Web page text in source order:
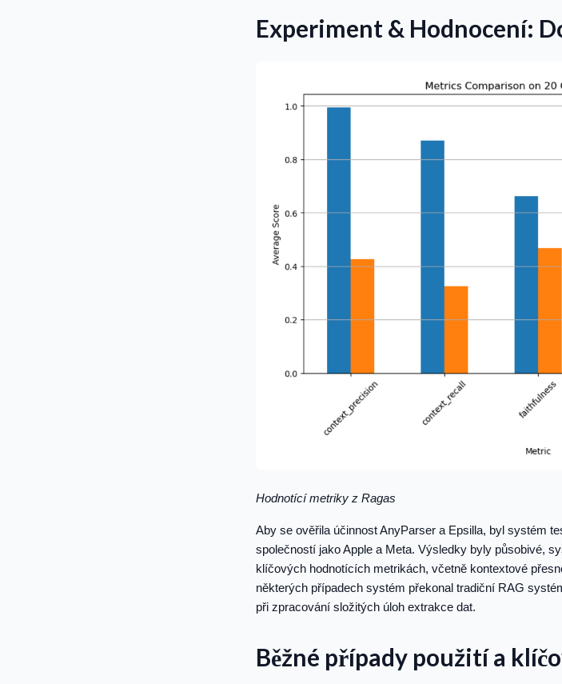
Experiment & Hodnocení:
Hodnotící metriky z Ragas
Aby se ověřila účinnost AnyParser a Epsilla, byl systém
společností jako Apple a Meta. Výsledky byly působivé,
klíčových hodnotících metrikách, včetně kontextové
některých případech systém překonal tradiční RAG
při zpracování složitých úloh extrakce dat.
Běžné případy použití a